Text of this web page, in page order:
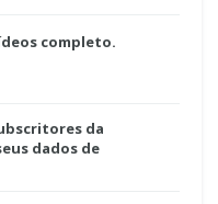
completo.
da
dados de